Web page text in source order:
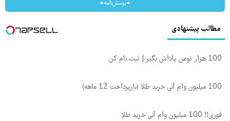
◂پرسش‌نامه▸
مطالب پیشنهادی
100 هزار تومن پاداش بگیر | ثبت نام کن
100 میلیون وام آنی خرید طلا (بازپرداخت 12 ماهه)
فوری‼️ 100 میلیون وام آنی خرید طلا